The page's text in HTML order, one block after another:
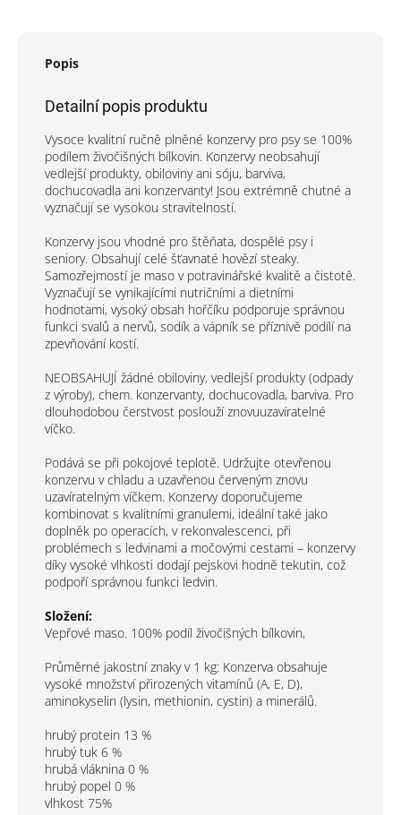
Popis
Detailní popis produktu
Vysoce kvalitní ručně plněné konzervy pro psy se 100%
podílem živočišných bílkovin. Konzervy neobsahují
vedlejší produkty, obiloviny ani sóju, barviva,
dochucovadla ani konzervanty! Jsou extrémně chutné a
vyznačují se vysokou stravitelností.
Konzervy jsou vhodné pro štěňata, dospělé psy i
seniory. Obsahují celé šťavnaté hovězí steaky.
Samozřejmostí je maso v potravinářské kvalitě a čistotě.
Vyznačují se vynikajícími nutričními a dietními
hodnotami, vysoký obsah hořčíku podporuje správnou
funkci svalů a nervů, sodík a vápník se příznivě podílí na
zpevňování kostí.
NEOBSAHUJÍ žádné obiloviny, vedlejší produkty (odpady
z výroby), chem. konzervanty, dochucovadla, barviva. Pro
dlouhodobou čerstvost poslouží znovuuzavíratelné
víčko.
Podává se při pokojové teplotě. Udržujte otevřenou
konzervu v chladu a uzavřenou červeným znovu
uzavíratelným víčkem. Konzervy doporučujeme
kombinovat s kvalitními granulemi, ideální také jako
doplněk po operacích, v rekonvalescenci, při
problémech s ledvinami a močovými cestami – konzervy
díky vysoké vlhkosti dodají pejskovi hodně tekutin, což
podpoří správnou funkci ledvin.
Složení:
Vepřové maso. 100% podíl živočišných bílkovin,
Průměrné jakostní znaky v 1 kg: Konzerva obsahuje
vysoké množství přirozených vitamínů (A, E, D),
aminokyselin (lysin, methionin, cystin) a minerálů.
hrubý protein 13 %
hrubý tuk 6 %
hrubá vláknina 0 %
hrubý popel 0 %
vlhkost 75%